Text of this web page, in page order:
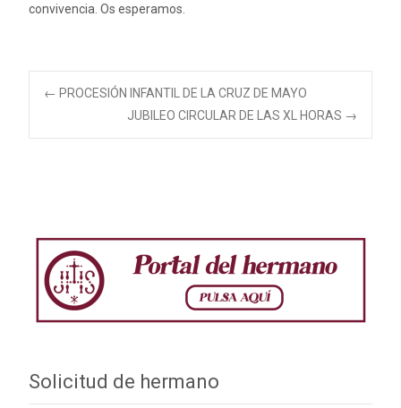
convivencia. Os esperamos.
Navegación
← PROCESIÓN INFANTIL DE LA CRUZ DE MAYO
JUBILEO CIRCULAR DE LAS XL HORAS →
Solicitud de hermano